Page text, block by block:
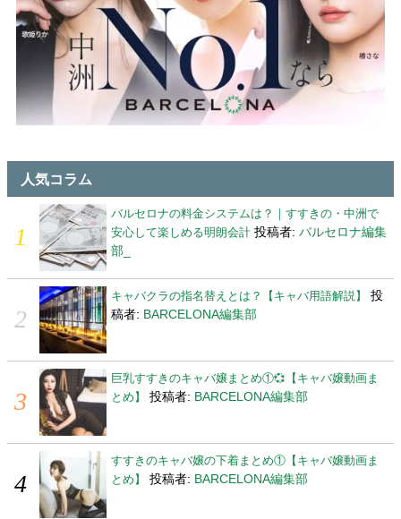
人気コラム
バルセロナの料金システムは？｜すすきの・中洲で
安心して楽しめる明朗会計 投稿者: バルセロナ編集
部_
キャバクラの指名替えとは？【キャバ用語解説】
投
稿者: BARCELONA編集部
巨乳すすきのキャバ嬢まとめ①💞【キャバ嬢動画ま
とめ】
投稿者: BARCELONA編集部
すすきのキャバ嬢の下着まとめ①【キャバ嬢動画ま
とめ】
投稿者: BARCELONA編集部